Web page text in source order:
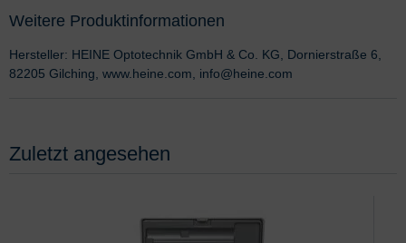
Weitere Produktinformationen
Hersteller: HEINE Optotechnik GmbH & Co. KG, Dornierstraße 6,
82205 Gilching, www.heine.com, info@heine.com
Zuletzt angesehen